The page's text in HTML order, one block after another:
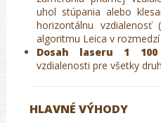
uhol stúpania alebo
horizontálnu vzdialenosť
algoritmu Leica v
Dosah laseru 1
vzdialenosti pre všetky
HLAVNÉ VÝHODY